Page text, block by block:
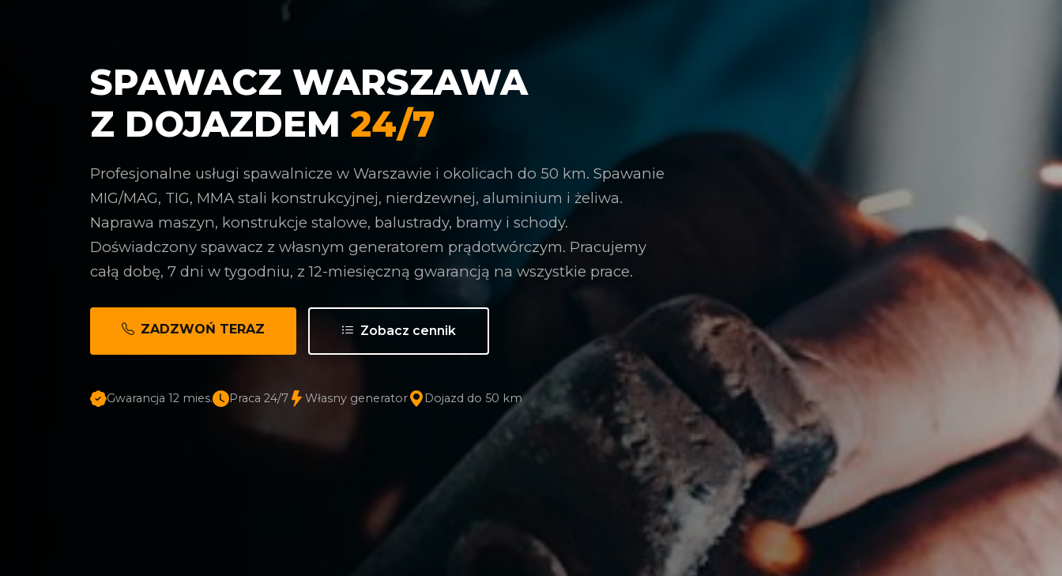
SPAWACZ WARSZAWA
Z DOJAZDEM24/7
Profesjonalne usługi spawalnicze w Warszawie i okolicach do 50 km. Spawanie
MIG/MAG, TIG, MMA stali konstrukcyjnej, nierdzewnej, aluminium i żeliwa.
Naprawa maszyn, konstrukcje stalowe, balustrady, bramy i schody.
Doświadczony spawacz z własnym generatorem prądotwórczym. Pracujemy
całą dobę, 7 dni w tygodniu, z 12-miesięczną gwarancją na wszystkie prace.
ZADZWOŃ TERAZ Zobacz cennik
Gwarancja 12 mies. Praca 24/7 Własny generator Dojazd do 50 km